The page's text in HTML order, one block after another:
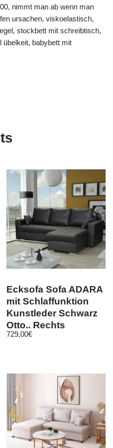
nimmt man ab wenn man
ursachen, viskoelastisch,
stockbett mit schreibtisch,
übelkeit, babybett mit
Ecksofa Sofa ADARA
mit Schlaffunktion
Kunstleder Schwarz
Otto.. Rechts
729,00€